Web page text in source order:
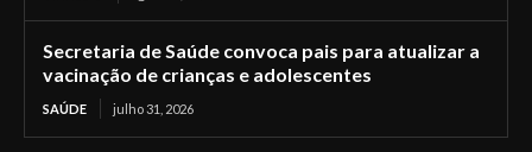
Secretaria de Saúde convoca pais para atualizar a
vacinação de crianças e adolescentes
SAÚDE julho 31, 2026